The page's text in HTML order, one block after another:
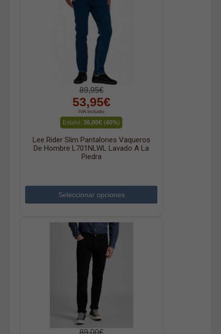
89,95€
53,95€
IVA incluido
Estalvi: 36,00€ (40%)
Lee Rider Slim Pantalones Vaqueros
De Hombre L701NLWL Lavado A La
Piedra
Seleccionar opciones